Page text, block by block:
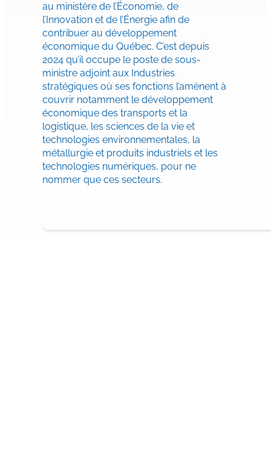
au ministère de l’Économie, de
l’Innovation et de l’Énergie afin de
contribuer au développement
économique du Québec. C’est depuis
2024 qu’il occupe le poste de sous-
ministre adjoint aux Industries
stratégiques où ses fonctions l’amènent à
couvrir notamment le développement
économique des transports et la
logistique, les sciences de la vie et
technologies environnementales, la
métallurgie et produits industriels et les
technologies numériques, pour ne
nommer que ces secteurs.